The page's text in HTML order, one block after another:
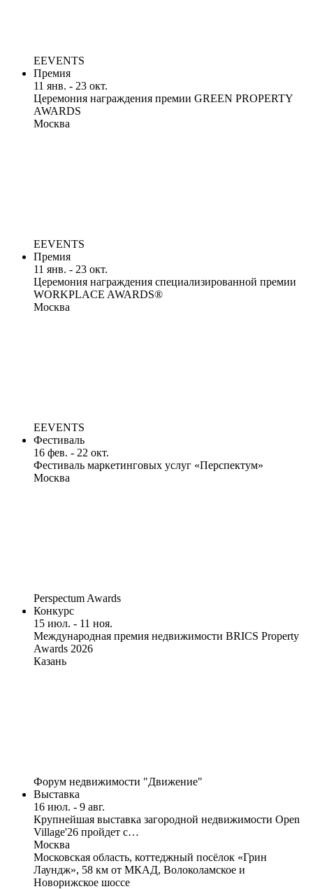
EEVENTS
Премия
11 янв. - 23 окт.
Церемония награждения премии GREEN PROPERTY
AWARDS
Москва
EEVENTS
Премия
11 янв. - 23 окт.
Церемония награждения специализированной премии
WORKPLACE AWARDS®
Москва
EEVENTS
Фестиваль
16 фев. - 22 окт.
Фестиваль маркетинговых услуг «Перспектум»
Москва
Perspectum Awards
Конкурс
15 июл. - 11 ноя.
Международная премия недвижимости BRICS Property
Awards 2026
Казань
Форум недвижимости "Движение"
Выставка
16 июл. - 9 авг.
Крупнейшая выставка загородной недвижимости Open
Village'26 пройдет с…
Москва
Московская область, коттеджный посёлок «Грин
Лаундж», 58 км от МКАД, Волоколамское и
Новорижское шоссе